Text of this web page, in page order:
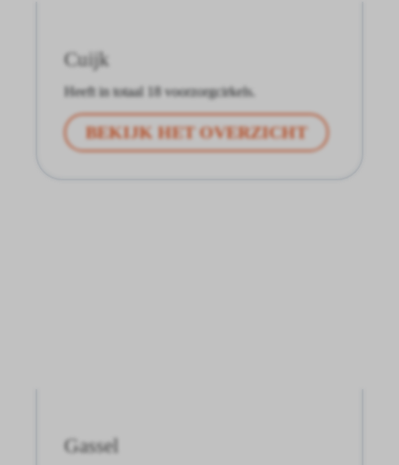
Cuijk
Heeft in totaal 18 voorzorgcirkels.
BEKIJK HET OVERZICHT
Gassel